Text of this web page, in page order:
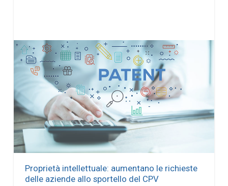
Proprietà intellettuale: aumentano le richieste
delle aziende allo sportello del CPV